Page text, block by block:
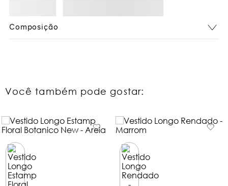
Composição
Você também pode gostar:
Vestido Longo Estamp Floral
Botanico New - Areia
Vestido Longo Rendado -
Marrom